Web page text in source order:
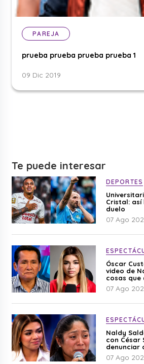
PAREJA
prueba prueba prueba prueba 1
09 Dic 2019
Te puede interesar
DEPORTES
Cristal:
duelo
07 Ago
Óscar
video de
cosas que
editado”
07 Ago
Naldy
con César
denunciar
07 Ago